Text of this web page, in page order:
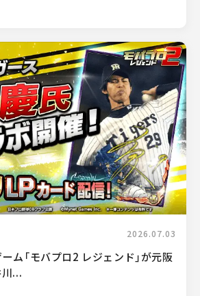
2026.07.03
ム「モバプロ2 レジェンド」が元阪
...